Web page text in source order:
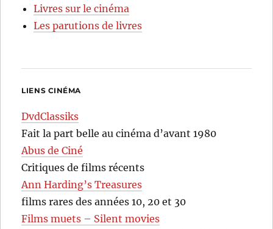
Livres sur le cinéma
Les parutions de livres
LIENS CINÉMA
DvdClassiks
Fait la part belle au cinéma d’avant 1980
Abus de Ciné
Critiques de films récents
Ann Harding’s Treasures
films rares des années 10, 20 et 30
Films muets – Silent movies